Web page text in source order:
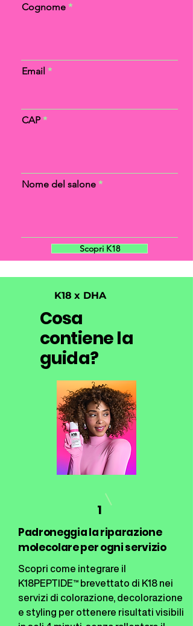
Cognome
Email
CAP
Nome del salone
Scopri K18
K18 x DHA
Cosa
contiene la
guida?
1
Padroneggia la riparazione
molecolare per ogni servizio
Scopri come integrare il
K18PEPTIDE™ brevettato di K18 nei
servizi di colorazione, decolorazione
e styling per ottenere risultati visibili